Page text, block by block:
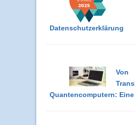
Datenschutzerklärung
Von
Quantencomputern: